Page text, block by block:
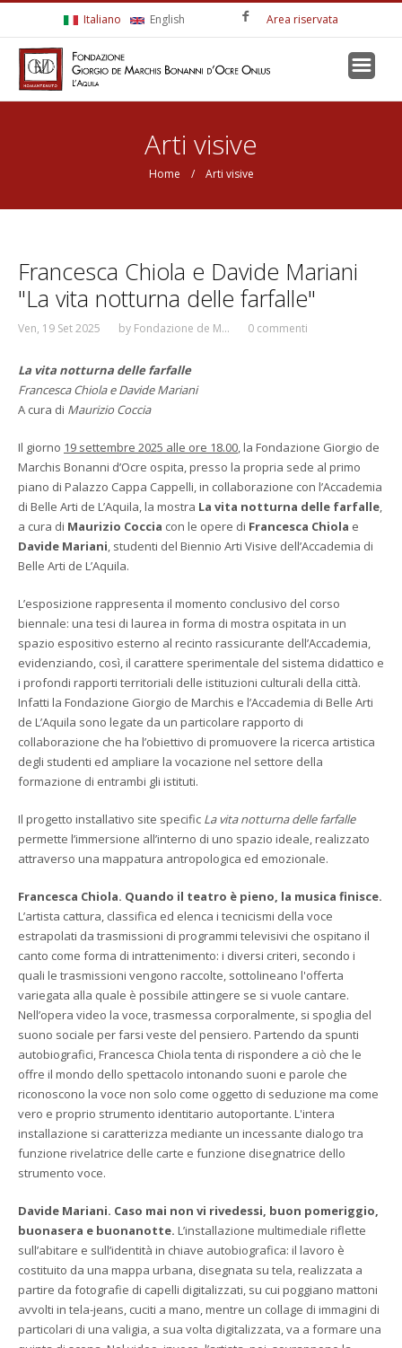
Italiano English Area riservata
Arti visive
Home / Arti visive
Francesca Chiola e Davide Mariani
"La vita notturna delle farfalle"
Ven, 19 Set 2025 by Fondazione de M... 0 commenti
La vita notturna delle farfalle
Francesca Chiola e Davide Mariani
A cura di Maurizio Coccia
Il giorno 19 settembre 2025 alle ore 18.00, la Fondazione Giorgio de
Marchis Bonanni d’Ocre ospita, presso la propria sede al primo
piano di Palazzo Cappa Cappelli, in collaborazione con l’Accademia
di Belle Arti de L’Aquila, la mostra La vita notturna delle farfalle,
a cura di Maurizio Coccia con le opere di Francesca Chiola e
Davide Mariani, studenti del Biennio Arti Visive dell’Accademia di
Belle Arti de L’Aquila.
L’esposizione rappresenta il momento conclusivo del corso
biennale: una tesi di laurea in forma di mostra ospitata in un
spazio espositivo esterno al recinto rassicurante dell’Accademia,
evidenziando, così, il carattere sperimentale del sistema didattico e
i profondi rapporti territoriali delle istituzioni culturali della città.
Infatti la Fondazione Giorgio de Marchis e l’Accademia di Belle Arti
de L’Aquila sono legate da un particolare rapporto di
collaborazione che ha l’obiettivo di promuovere la ricerca artistica
degli studenti ed ampliare la vocazione nel settore della
formazione di entrambi gli istituti.
Il progetto installativo site specific La vita notturna delle farfalle
permette l’immersione all’interno di uno spazio ideale, realizzato
attraverso una mappatura antropologica ed emozionale.
Francesca Chiola. Quando il teatro è pieno, la musica finisce.
L’artista cattura, classifica ed elenca i tecnicismi della voce
estrapolati da trasmissioni di programmi televisivi che ospitano il
canto come forma di intrattenimento: i diversi criteri, secondo i
quali le trasmissioni vengono raccolte, sottolineano l'offerta
variegata alla quale è possibile attingere se si vuole cantare.
Nell’opera video la voce, trasmessa corporalmente, si spoglia del
suono sociale per farsi veste del pensiero. Partendo da spunti
autobiografici, Francesca Chiola tenta di rispondere a ciò che le
offre il mondo dello spettacolo intonando suoni e parole che
riconoscono la voce non solo come oggetto di seduzione ma come
vero e proprio strumento identitario autoportante. L'intera
installazione si caratterizza mediante un incessante dialogo tra
funzione rivelatrice delle carte e funzione disegnatrice dello
strumento voce.
Davide Mariani. Caso mai non vi rivedessi, buon pomeriggio,
buonasera e buonanotte. L’installazione multimediale riflette
sull’abitare e sull’identità in chiave autobiografica: il lavoro è
costituito da una mappa urbana, disegnata su tela, realizzata a
partire da fotografie di capelli digitalizzati, su cui poggiano mattoni
avvolti in tela-jeans, cuciti a mano, mentre un collage di immagini di
particolari di una valigia, a sua volta digitalizzata, va a formare una
Pagine